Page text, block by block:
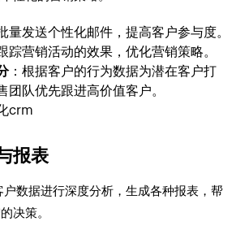
量发送个性化邮件，提高客户参与度。
踪营销活动的效果，优化营销策略。
：根据客户的行为数据为潜在客户打
团队优先跟进高价值客户。
报表
数据进行深度分析，生成各种报表，帮
决策。